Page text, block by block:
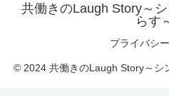
共働きのLaugh Story～
らす
プライバシ
© 2024 共働きのLaugh Story～シ